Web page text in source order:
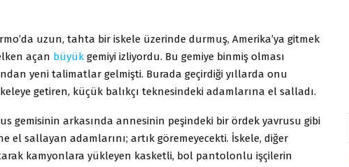
uzun, tahta bir iskele üzerinde durmuş, Amerika’ya gitmek
açan büyük gemiyi izliyordu. Bu gemiye binmiş olması
yeni talimatlar gelmişti. Burada geçirdiği yıllarda onu
getiren, küçük balıkçı teknesindeki adamlarına el salladı.
gemisinin arkasında annesinin peşindeki bir ördek yavrusu gibi
el sallayan adamlarını; artık göremeyecekti. İskele, diğer
kamyonlara yükleyen kasketli, bol pantolonlu işçilerin